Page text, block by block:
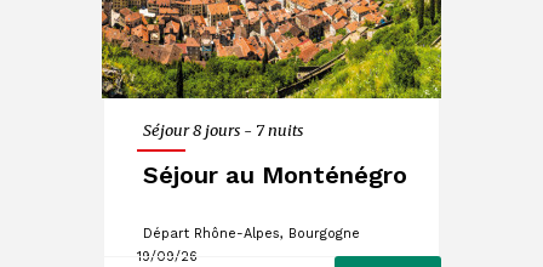
Séjour 8 jours - 7 nuits
Séjour au Monténégro
Départ Rhône-Alpes, Bourgogne
19/09/26